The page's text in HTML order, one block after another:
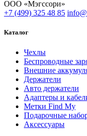
ООО «Мэгссори»
+7 (499) 325 48 85
Каталог
Чехлы
Беспроводные
Внешние
Держатели
Авто держатели
Адаптеры и
Метки Find My
Подарочные
Аксессуары